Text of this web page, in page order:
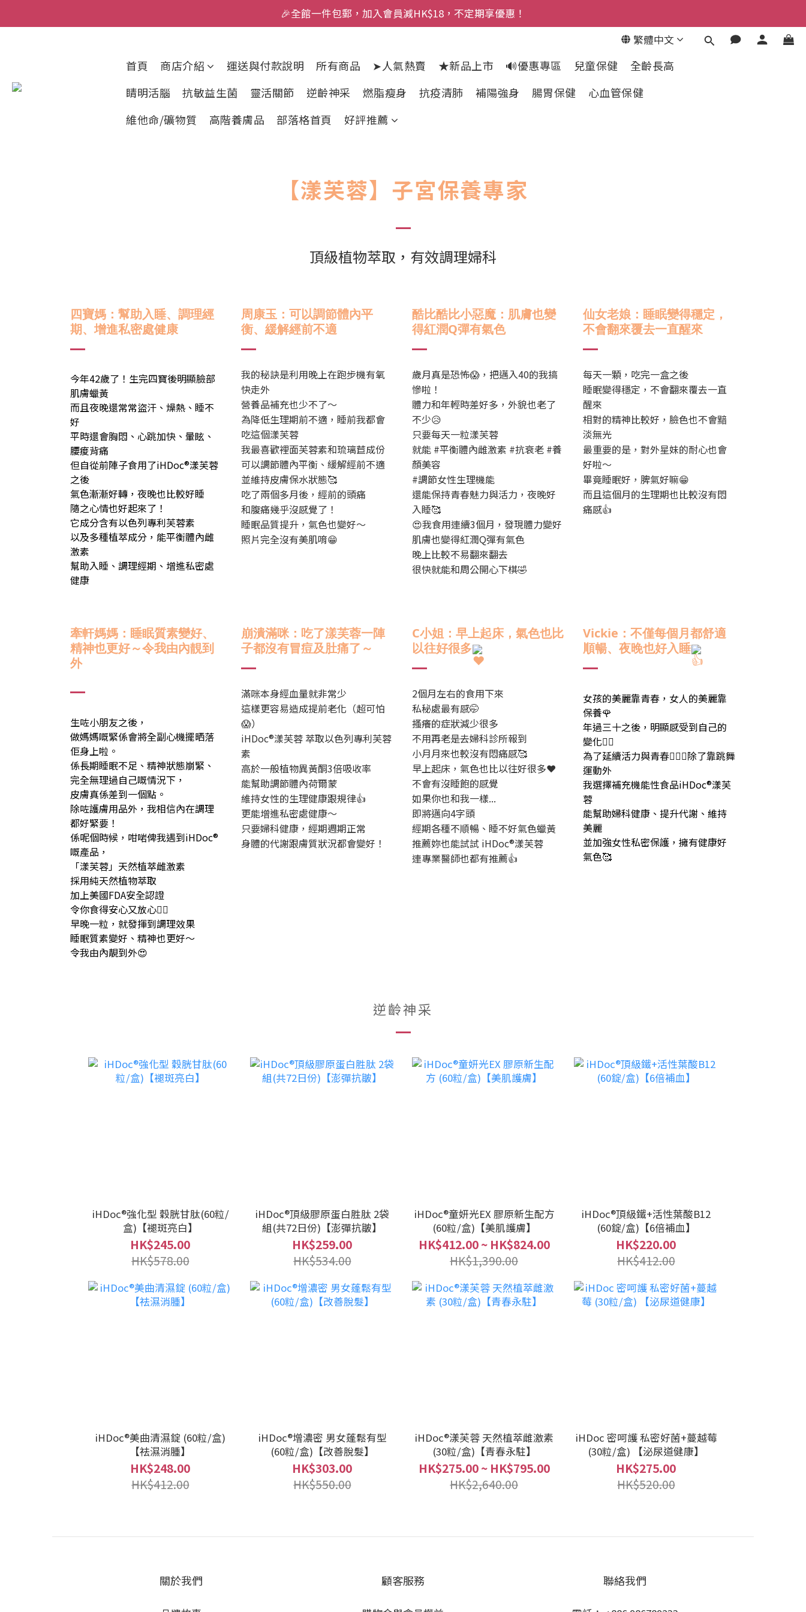
🎉全館一件包郵，加入會員減HK$18，不定期享優惠！
繁體中文
首頁 商店介紹 運送與付款說明 所有商品 ➤人氣熱賣 ★新品上市 🔊優惠專區 兒童保健
全齡長高
睛明活腦
抗敏益生菌 靈活關節 逆齡神采 燃脂瘦身 抗疫清肺 補陽強身 腸胃保健
心血管保健
維他命/礦物質
高階養膚品 部落格首頁 好評推薦
【漾芙蓉】子宮保養專家
頂級植物萃取，有效調理婦科
四寶媽： 幫助入睡、調理經
期、增進私密處健康
今年42歲了！生完四寶後明顯臉部
肌膚蠟黃
而且夜晚還常常盜汗、燥熱、睡不
好
平時還會胸悶、心跳加快、暈眩、
腰痠背痛
但自從前陣子食用了iHDoc®漾芙蓉
之後
氣色漸漸好轉，夜晚也比較好睡
隨之心情也好起來了！
它成分含有以色列專利芙蓉素
以及多種植萃成分，能平衡體內雌
激素
幫助入睡、調理經期、增進私密處
健康
周康玉： 可以調節體內平
衡、緩解經前不適
我的秘訣是利用晚上在跑步機有氧
快走外
營養品補充也少不了～
為降低生理期前不適，睡前我都會
吃這個漾芙蓉
我最喜歡裡面芙蓉素和琉璃苣成份
可以調節體內平衡、緩解經前不適
並維持皮膚保水狀態🥰
吃了兩個多月後，經前的頭痛
和腹痛幾乎沒感覺了！
睡眠品質提升，氣色也變好～
照片完全沒有美肌唷😁
酷比酷比小惡魔： 肌膚也變
得紅潤Q彈有氣色
歲月真是恐怖😱，把邁入40的我搞
慘啦！
體力和年輕時差好多，外貌也老了
不少😥
只要每天一粒漾芙蓉
就能 #平衡體內雌激素 #抗衰老 #養
顏美容
#調節女性生理機能
還能保持青春魅力與活力，夜晚好
入睡🥰
😍我食用連續3個月，發現體力變好
肌膚也變得紅潤Q彈有氣色
晚上比較不易翻來翻去
很快就能和周公開心下棋🤣
仙女老娘： 睡眠變得穩定，
不會翻來覆去一直醒來
每天一顆，吃完一盒之後
睡眠變得穩定，不會翻來覆去一直
醒來
相對的精神比較好，臉色也不會黯
淡無光
最重要的是，對外星妹的耐心也會
好啦～
畢竟睡眠好，脾氣好嘛😁
而且這個月的生理期也比較沒有悶
痛感👍
牽軒媽媽： 睡眠質素變好、
精神也更好～令我由內靚到
外
生咗小朋友之後，
做媽媽嘅緊係會將全副心機擺晒落
佢身上啦。
係長期睡眠不足、精神狀態崩緊、
完全無理過自己嘅情況下，
皮膚真係差到一個點。
除咗護膚用品外，我相信內在調理
都好緊要！
係呢個時候，咁啱俾我遇到iHDoc®
嘅產品，
「漾芙蓉」天然植萃雌激素
採用純天然植物萃取
加上美國FDA安全認證
令你食得安心又放心👍🏻
早晚一粒，就發揮到調理效果
睡眠質素變好、精神也更好～
令我由內靚到外😍
崩潰滿咪： 吃了漾芙蓉一陣
子都沒有冒痘及肚痛了～
滿咪本身經血量就非常少
這樣更容易造成提前老化（超可怕
😱）
iHDoc®漾芙蓉 萃取以色列專利芙蓉
素
高於一般植物異黃酮3倍吸收率
能幫助調節體內荷爾蒙
維持女性的生理健康跟規律👍
更能增進私密處健康～
只要婦科健康，經期週期正常
身體的代謝跟膚質狀況都會變好！
C小姐： 早上起床，氣色也比
以往好很多
2個月左右的食用下來
私秘處最有感🤭
搔癢的症狀減少很多
不用再老是去婦科診所報到
小月月來也較沒有悶痛感🥰
早上起床，氣色也比以往好很多❤️
不會有沒睡飽的感覺
如果你也和我一樣...
即將邁向4字頭
經期各種不順暢、睡不好氣色蠟黃
推薦妳也能試試 iHDoc®漾芙蓉
連專業醫師也都有推薦👍
Vickie ： 不僅每個月都舒適
順暢、夜晚也好入睡
女孩的美麗靠青春，女人的美麗靠
保養🌹
年過三十之後，明顯感受到自己的
變化🤦‍♀️
為了延續活力與青春🏃🏼‍♀️除了靠跳舞
運動外
我選擇補充機能性食品iHDoc®漾芙
蓉
能幫助婦科健康、提升代謝、維持
美麗
並加強女性私密保護，擁有健康好
氣色🥰
逆齡神采
iHDoc®強化型 穀胱甘肽(60粒/
盒)【褪斑亮白】
HK$245.00
HK$578.00
iHDoc®頂級膠原蛋白胜肽 2袋
組(共72日份)【澎彈抗皺】
HK$259.00
HK$534.00
iHDoc®童妍光EX 膠原新生配方
(60粒/盒)【美肌護膚】
HK$412.00 ~ HK$824.00
HK$1,390.00
iHDoc®頂級鐵+活性葉酸B12
(60錠/盒)【6倍補血】
HK$220.00
HK$412.00
iHDoc®美曲清濕錠 (60粒/盒)
【祛濕消腫】
HK$248.00
HK$412.00
iHDoc®增濃密 男女蓬鬆有型
(60粒/盒)【改善脫髮】
HK$303.00
HK$550.00
iHDoc®漾芙蓉 天然植萃雌激素
(30粒/盒)【青春永駐】
HK$275.00 ~ HK$795.00
HK$2,640.00
iHDoc 密呵護 私密好菌+蔓越莓
(30粒/盒) 【泌尿道健康】
HK$275.00
HK$520.00
關於我們 顧客服務 聯絡我們